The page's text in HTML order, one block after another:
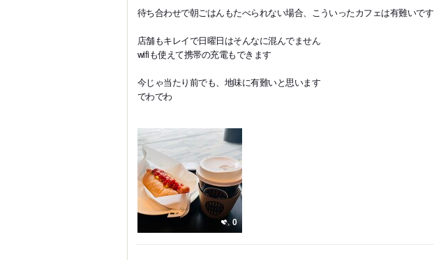
待ち合わせで朝ごはんもたべられない場合、こういったカフェは有難いです
店舗もキレイで日曜日はそんなに混んでません
wifiも使えて携帯の充電もできます
今じゃ当たり前でも、地味に有難いと思います
でわでわ
0